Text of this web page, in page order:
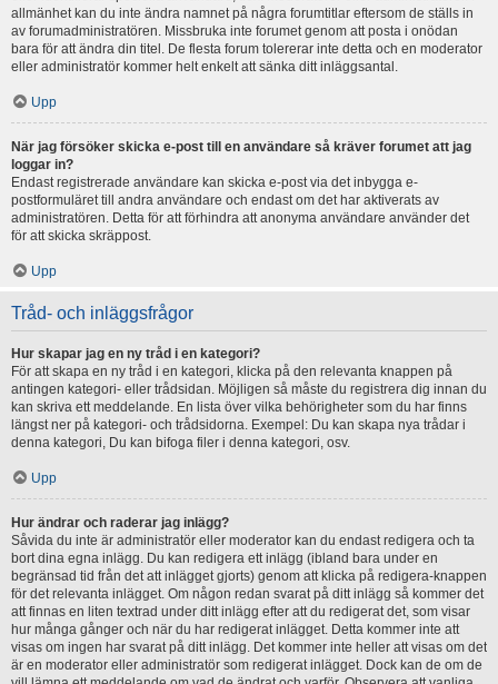
allmänhet kan du inte ändra namnet på några forumtitlar eftersom de ställs in
av forumadministratören. Missbruka inte forumet genom att posta i onödan
bara för att ändra din titel. De flesta forum tolererar inte detta och en moderator
eller administratör kommer helt enkelt att sänka ditt inläggsantal.
Upp
När jag försöker skicka e-post till en användare så kräver forumet att jag
loggar in?
Endast registrerade användare kan skicka e-post via det inbygga e-
postformuläret till andra användare och endast om det har aktiverats av
administratören. Detta för att förhindra att anonyma användare använder det
för att skicka skräppost.
Upp
Tråd- och inläggsfrågor
Hur skapar jag en ny tråd i en kategori?
För att skapa en ny tråd i en kategori, klicka på den relevanta knappen på
antingen kategori- eller trådsidan. Möjligen så måste du registrera dig innan du
kan skriva ett meddelande. En lista över vilka behörigheter som du har finns
längst ner på kategori- och trådsidorna. Exempel: Du kan skapa nya trådar i
denna kategori, Du kan bifoga filer i denna kategori, osv.
Upp
Hur ändrar och raderar jag inlägg?
Såvida du inte är administratör eller moderator kan du endast redigera och ta
bort dina egna inlägg. Du kan redigera ett inlägg (ibland bara under en
begränsad tid från det att inlägget gjorts) genom att klicka på redigera-knappen
för det relevanta inlägget. Om någon redan svarat på ditt inlägg så kommer det
att finnas en liten textrad under ditt inlägg efter att du redigerat det, som visar
hur många gånger och när du har redigerat inlägget. Detta kommer inte att
visas om ingen har svarat på ditt inlägg. Det kommer inte heller att visas om det
är en moderator eller administratör som redigerat inlägget. Dock kan de om de